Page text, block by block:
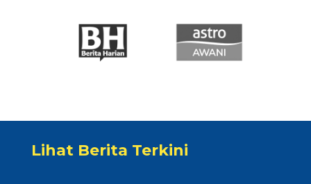
Lihat Berita Terkini